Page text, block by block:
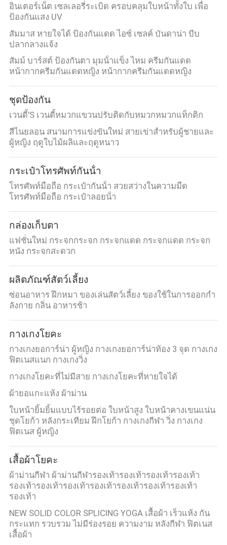
อินเตอร์เน็ต เซลเลอรี่ระเบิด ครอบคลุมใบหน้าทั้งใบ เพื่อ
ป้องกันแสง UV
สัมมาส หายใจได้ ป้องกันแดด ไอซ์ เซลค์ บันดาน่า บีบ
ปลากลางแจ้ง
สัมม์ บาร์สต์ ป้องกันตา มุมน้ําแข็ง ไหม ครีมกันแดด
หน้ากากครีมกันแดดหญิง หน้ากากครีมกันแดดหญิง
ชุดป้องกัน
เวนดี้'S เวนดี้หมวกแขวนปรับติดกับหมวกหมวกแท็กติก
สีไนยลอน สนามการแข่งขันใหม่ สายเข่าสําหรับผู้ชายและ
ผู้หญิง ฤดูใบไม้ผลิและฤดูหนาว
กระเป๋าโทรศัพท์กันน้ํา
โทรศัพท์มือถือ กระเป๋ากันน้ํา สวยสว่างในความมืด
โทรศัพท์มือถือ กระเป๋าลอยน้ํา
กล่องเก็บตา
แฟชั่นใหม่ กระจกกระจก กระจกแดด กระจกแดด กระจก
หนัง กระจกสะดวก
ผลิตภัณฑ์สัตว์เลี้ยง
ซ่อนอาหาร ฝึกหมา ของเล่นสัตว์เลี้ยง ของใช้ในการออกกํา
ลังกาย กลิ่น อาหารช้า
กางเกงโยคะ
กางเกงยอการ์น่า ผู้หญิง กางเกงยอการ์น่าท้อง 3 จุด กางเกง
ฟิตเนสแนก กางเกงวิ่ง
กางเกงโยคะที่ไม่มีสาย กางเกงโยคะที่หายใจได้
ผ้ายอแกะแห้ง ผ้าม่าน
ใบหน้ายิ้มยิ้มแบบไร้รอยต่อ ใบหน้าสูง ใบหน้าคางเขนแน่น
ชุดโยก้า หลังกระเทียม ฝึกโยก้า กางเกงกีฬา วิ่ง กางเกง
ฟิตเนส ผู้หญิง
เสื้อผ้าโยคะ
ผ้าม่านกีฬา ผ้าม่านกีฬารองเท้ารองเท้ารองเท้ารองเท้า
รองเท้ารองเท้ารองเท้ารองเท้ารองเท้ารองเท้ารองเท้า
รองเท้า
NEW SOLID COLOR SPLICING YOGA เสื้อผ้า เร็วแห้ง กัน
กระแทก รวบรวม ไม่มีร่องรอย ความงาม หลังกีฬา ฟิตเนส
เสื้อผ้า